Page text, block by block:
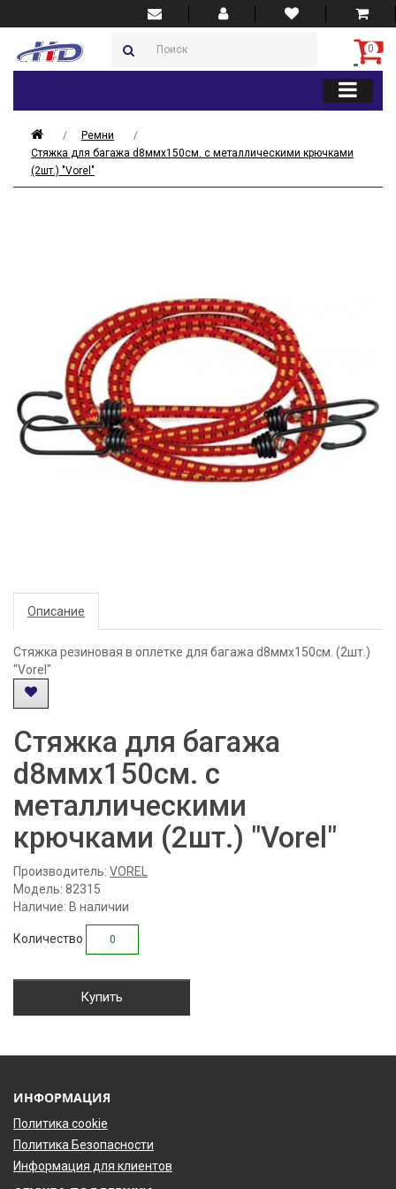
0
Ремни
Стяжка для багажа d8ммх150см. с металлическими крючками
(2шт.) "Vorel"
Описание
Стяжка резиновая в оплетке для багажа d8ммх150см. (2шт.)
"Vorel"
Стяжка для багажа
d8ммх150см. с
металлическими
крючками (2шт.) "Vorel"
Производитель: VOREL
Модель: 82315
Наличие: В наличии
Количество
Купить
ИНФОРМАЦИЯ
Политика cookie
Политика Безопасности
Информация для клиентов